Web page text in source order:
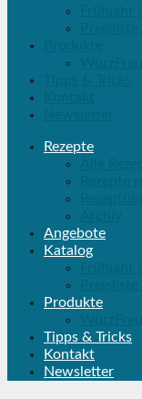
Rezepte
Angebote
Katalog
Produkte
Tipps & Tricks
Kontakt
Newsletter